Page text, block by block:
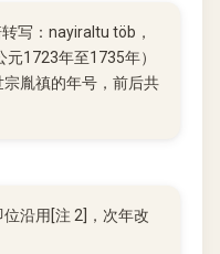
写：nayiraltu töb，
元1723年至1735年）
胤禛的年号，前后共
沿用[注 2]，次年改